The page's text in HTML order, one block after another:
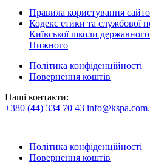
Правила користування
Кодекс етики та службової
Київської школи державного
Нижного
Політика конфіденційності
Повернення коштів
Наші контакти:
+380 (44) 334 70 43
Політика конфіденційності
Повернення коштів